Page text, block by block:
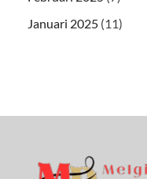
Januari 2025 (11)